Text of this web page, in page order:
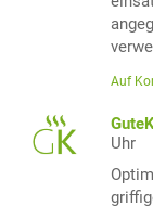
Auf
Uhr